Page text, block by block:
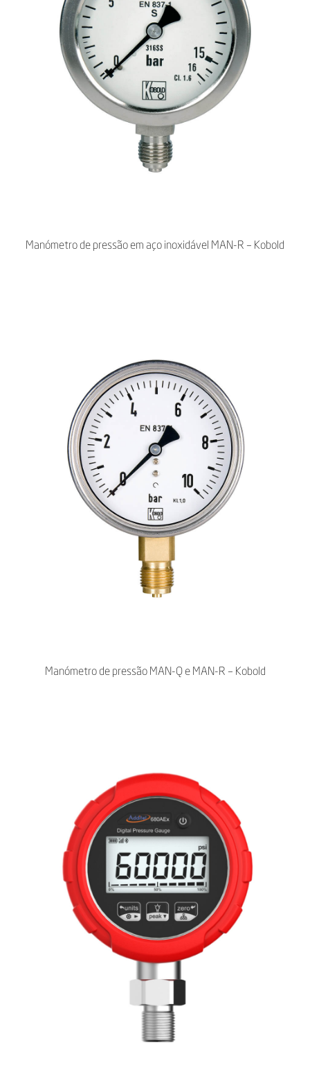
Manómetro de pressão em aço inoxidável MAN-R – Kobold
Manómetro de pressão MAN-Q e MAN-R – Kobold